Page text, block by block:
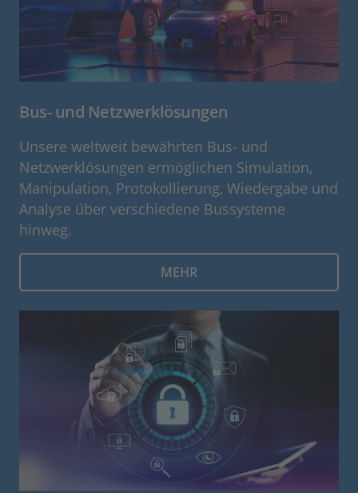
Bus- und Netzwerklösungen
Unsere weltweit bewährten Bus- und
Netzwerklösungen ermöglichen Simulation,
Manipulation, Protokollierung, Wiedergabe und
Analyse über verschiedene Bussysteme
hinweg.
MEHR